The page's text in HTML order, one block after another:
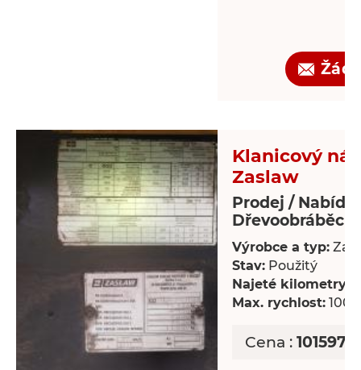
Klanicový
Zaslaw
Prodej /
Dřevoobráběcí
Výrobce a typ:
Stav: Použitý
Najeté kilometry:
Max. rychlost: 100
Cena :